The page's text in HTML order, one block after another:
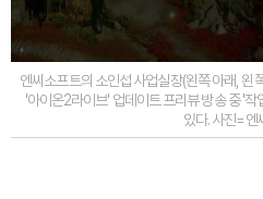
엔씨소프트의 소인섭 사업실장(왼쪽 아래, 왼
'아이온2라이브' 업데이트 프리뷰 방송 중 '
있다. 사진=엔